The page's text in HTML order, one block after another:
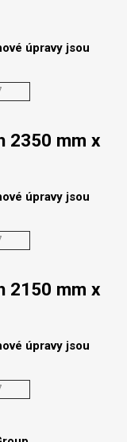
úpravy jsou
2350 mm x
úpravy jsou
2150 mm x
úpravy jsou